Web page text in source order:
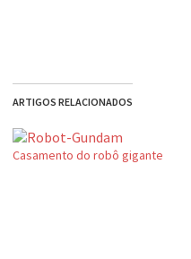
ARTIGOS RELACIONADOS
Casamento do robô gigante